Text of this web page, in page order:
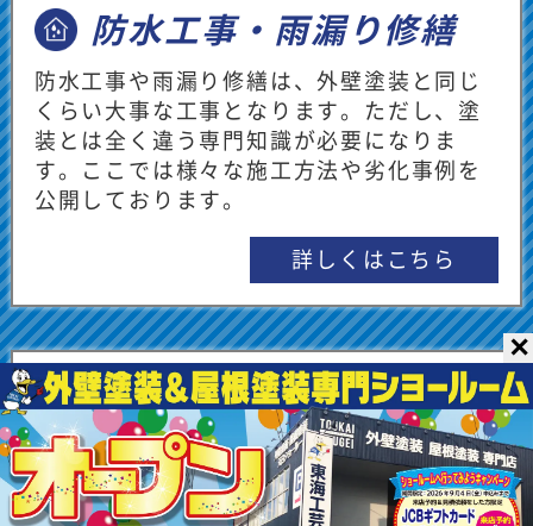
この度は、ショールームイベントに足を運
んでいただきありがとうございます。
★★★★☆ 2026/07/06 中西睦様
丁寧な説明でした
初めての外装工事で、何を聞いて良いかわ
からない事ばかりでしたが、事例を出して
わかりやすかったです
【担当者からのメッセージ】
この度は、東海工芸Google口コミをご投稿
いただきありがとうございます。外壁工事
は専門用語も多く、ご不安やご不明な点が
多いことかと思います。また何か質問があ
防水工事・雨漏り修繕
防水工事や雨漏り修繕は、外壁塗装と同じ
くらい大事な工事となります。ただし、塗
装とは全く違う専門知識が必要になりま
す。ここでは様々な施工方法や劣化事例を
公開しております。
詳しくはこちら
塗料や各種製品の紹介
東海工芸で実際使用している塗料や屋根材
の特徴や効果をご紹介。また色んな製品の
メリット・デメリット等を包み隠さずお伝
✕